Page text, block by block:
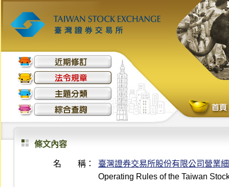
條文內容
名 稱：
臺灣證券交易所股份有限公司營業
Operating Rules of the Taiwan